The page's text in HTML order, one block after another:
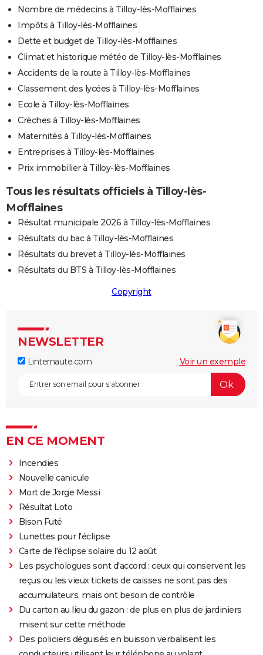
Nombre de médecins à Tilloy-lès-Mofflaines
Impôts à Tilloy-lès-Mofflaines
Dette et budget de Tilloy-lès-Mofflaines
Climat et historique météo de Tilloy-lès-Mofflaines
Accidents de la route à Tilloy-lès-Mofflaines
Classement des lycées à Tilloy-lès-Mofflaines
Ecole à Tilloy-lès-Mofflaines
Crèches à Tilloy-lès-Mofflaines
Maternités à Tilloy-lès-Mofflaines
Entreprises à Tilloy-lès-Mofflaines
Prix immobilier à Tilloy-lès-Mofflaines
Tous les résultats officiels à Tilloy-lès-
Mofflaines
Résultat municipale 2026 à Tilloy-lès-Mofflaines
Résultats du bac à Tilloy-lès-Mofflaines
Résultats du brevet à Tilloy-lès-Mofflaines
Résultats du BTS à Tilloy-lès-Mofflaines
Copyright
NEWSLETTER
Linternaute.com Voir un exemple
EN CE MOMENT
Incendies
Nouvelle canicule
Mort de Jorge Messi
Résultat Loto
Bison Futé
Lunettes pour l'éclipse
Carte de l'éclipse solaire du 12 août
Les psychologues sont d'accord : ceux qui conservent les
reçus ou les vieux tickets de caisses ne sont pas des
accumulateurs, mais ont besoin de contrôle
Du carton au lieu du gazon : de plus en plus de jardiniers
misent sur cette méthode
Des policiers déguisés en buisson verbalisent les